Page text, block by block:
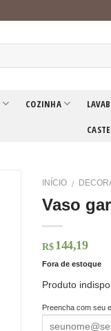
COZINHA
INÍCIO /
Vaso
R$ 144,19
Fora de estoque
Produto
Preencha com seu